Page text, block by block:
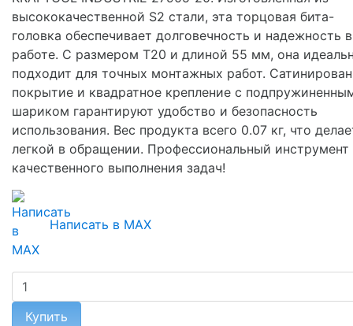
высококачественной S2 стали, эта торцовая бита-
головка обеспечивает долговечность и надежность в
работе. С размером Т20 и длиной 55 мм, она
подходит для точных монтажных работ.
покрытие и квадратное крепление с
шариком гарантируют удобство и безопасность
использования. Вес продукта всего 0.07 кг, что
легкой в обращении. Профессиональный инструмент
качественного выполнения задач!
Написать в MAX
Купить